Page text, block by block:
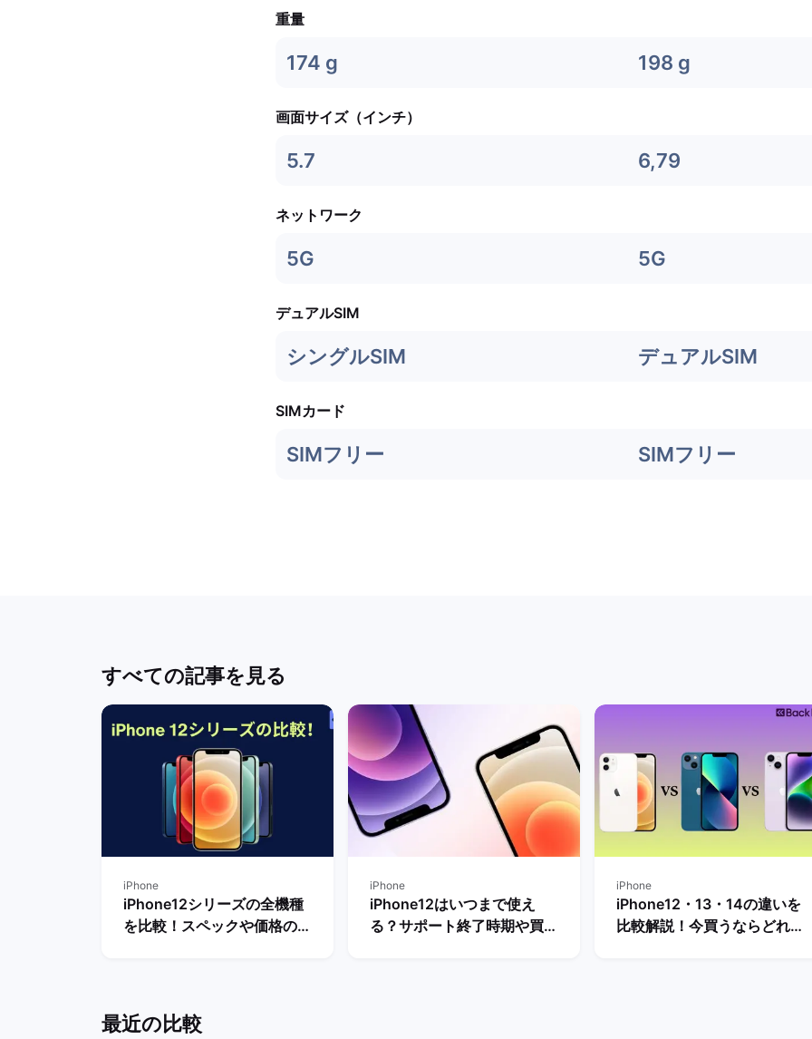
重量
174 g 198 g
画面サイズ（インチ）
5.7 6,79
ネットワーク
5G 5G
デュアルSIM
シングルSIM デュアルSIM
SIMカード
SIMフリー SIMフリー
すべての記事を見る
iPhone
iPhone12シリーズの全機種
を比較！スペックや価格の違
iPhone
iPhone12はいつまで使え
る？サポート終了時期や買い
iPhone
iPhone12・13・14の違いを
比較解説！今買うならどれが
最近の比較